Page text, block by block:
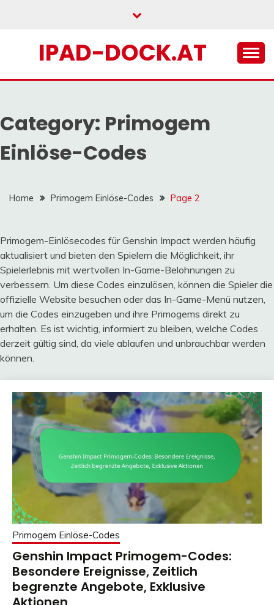
IPAD-DOCK.AT
Category: Primogem
Einlöse-Codes
Home Primogem Einlöse-Codes Page 2
Primogem-Einlösecodes für Genshin Impact werden häufig
aktualisiert und bieten den Spielern die Möglichkeit, ihr
Spielerlebnis mit wertvollen In-Game-Belohnungen zu
verbessern. Um diese Codes einzulösen, können die Spieler die
offizielle Website besuchen oder das In-Game-Menü nutzen,
um die Codes einzugeben und ihre Primogems direkt zu
erhalten. Es ist wichtig, informiert zu bleiben, welche Codes
derzeit gültig sind, da viele ablaufen und unbrauchbar werden
können.
Primogem Einlöse-Codes
Genshin Impact Primogem-Codes:
Besondere Ereignisse, Zeitlich
begrenzte Angebote, Exklusive